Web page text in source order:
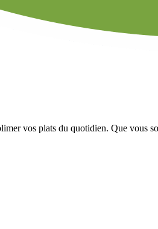
vos plats du quotidien. Que vous